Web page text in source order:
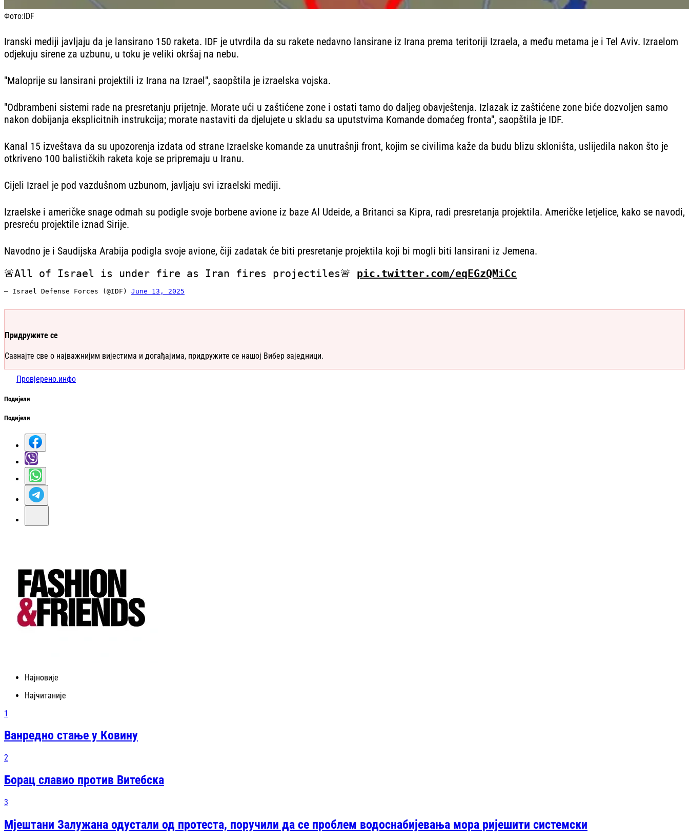
Фото:IDF
Iranski mediji javljaju da je lansirano 150 raketa. IDF je utvrdila da su rakete nedavno lansirane iz Irana prema teritoriji Izraela, a među metama je i Tel Aviv. Izraelom
odjekuju sirene za uzbunu, u toku je veliki okršaj na nebu.
"Maloprije su lansirani projektili iz Irana na Izrael", saopštila je izraelska vojska.
"Odbrambeni sistemi rade na presretanju prijetnje. Morate ući u zaštićene zone i ostati tamo do daljeg obavještenja. Izlazak iz zaštićene zone biće dozvoljen samo
nakon dobijanja eksplicitnih instrukcija; morate nastaviti da djelujete u skladu sa uputstvima Komande domaćeg fronta", saopštila je IDF.
Kanal 15 izveštava da su upozorenja izdata od strane Izraelske komande za unutrašnji front, kojim se civilima kaže da budu blizu skloništa, uslijedila nakon što je
otkriveno 100 balističkih raketa koje se pripremaju u Iranu.
Cijeli Izrael je pod vazdušnom uzbunom, javljaju svi izraelski mediji.
Izraelske i američke snage odmah su podigle svoje borbene avione iz baze Al Udeide, a Britanci sa Kipra, radi presretanja projektila. Američke letjelice, kako se navodi,
presreću projektile iznad Sirije.
Navodno je i Saudijska Arabija podigla svoje avione, čiji zadatak će biti presretanje projektila koji bi mogli biti lansirani iz Jemena.
🚨All of Israel is under fire as Iran fires projectiles🚨 pic.twitter.com/eqEGzQMiCc
— Israel Defense Forces (@IDF) June 13, 2025
Придружите се
Сазнајте све о најважнијим вијестима и догађајима, придружите се нашој Вибер заједници.
Провјерено.инфо
Подијели
Подијели
Најновије
Најчитаније
1
Ванредно стање у Ковину
2
Борац славио против Витебска
3
Мјештани Залужана одустали од протеста, поручили да се проблем водоснабијевања мора ријешити системски